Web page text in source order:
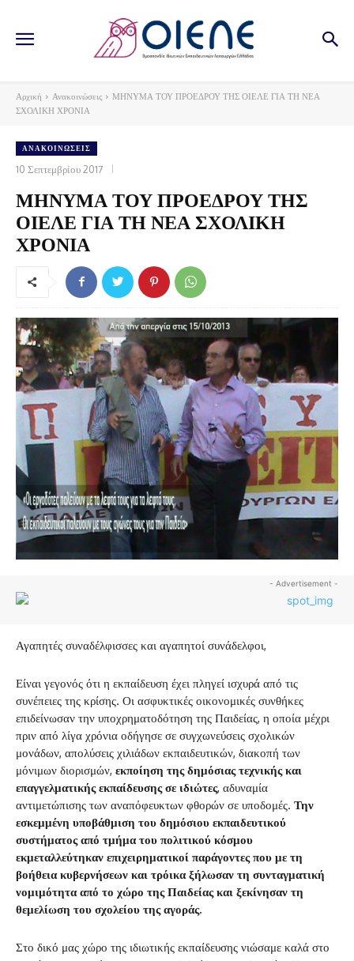
Αρχική Ανακοινώσεις
ΜΗΝΥΜΑ ΤΟΥ ΠΡΟΕΔΡΟΥ ΤΗΣ ΟΙΕΛΕ ΓΙΑ ΤΗ ΝΕΑ
ΣΧΟΛΙΚΗ ΧΡΟΝΙΑ
ΑΝΑΚΟΙΝΏΣΕΙΣ
10 Σεπτεμβρίου 2017
ΜΗΝΥΜΑ ΤΟΥ ΠΡΟΕΔΡΟΥ ΤΗΣ
ΟΙΕΛΕ ΓΙΑ ΤΗ ΝΕΑ ΣΧΟΛΙΚΗ
ΧΡΟΝΙΑ
- Advertisement -
Αγαπητές συναδέλφισσες και αγαπητοί συνάδελφοι,
Είναι γεγονός ότι η εκπαίδευση έχει πληγεί ισχυρά από τις
συνέπειες της κρίσης. Οι ασφυκτικές οικονομικές συνθήκες
επιδείνωσαν την υποχρηματοδότηση της Παιδείας, η οποία μέχρι
πριν από λίγα χρόνια οδήγησε σε συγχωνεύσεις σχολικών
μονάδων, απολύσεις χιλιάδων εκπαιδευτικών, διακοπή των
μόνιμων διορισμών, εκποίηση της δημόσιας τεχνικής και
επαγγελματικής εκπαίδευσης σε ιδιώτες, αδυναμία
αντιμετώπισης των αναπόφευκτων φθορών σε υποδομές. Την
εσκεμμένη υποβάθμιση του δημόσιου εκπαιδευτικού
συστήματος από τμήμα του πολιτικού κόσμου
εκμεταλλεύτηκαν επιχειρηματικοί παράγοντες που με τη
βοήθεια κυβερνήσεων και τρόικα ξήλωσαν τη συνταγματική
νομιμότητα από το χώρο της Παιδείας και ξεκίνησαν τη
θεμελίωση του σχολείου της αγοράς.
Στο δικό μας χώρο της ιδιωτικής εκπαίδευσης νιώσαμε καλά στο